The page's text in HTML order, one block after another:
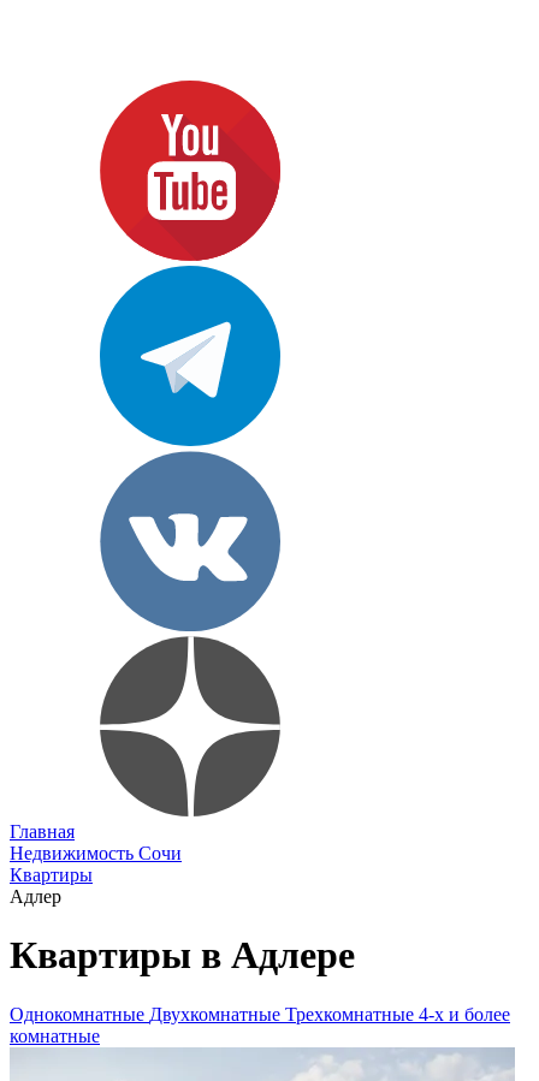
Главная
Недвижимость Сочи
Квартиры
Адлер
Квартиры в Адлере
Однокомнатные Двухкомнатные Трехкомнатные 4-х и более
комнатные